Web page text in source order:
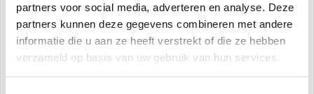
partners voor social media, adverteren en analyse. Deze
partners kunnen deze gegevens combineren met andere
informatie die u aan ze heeft verstrekt of die ze hebben
verzameld op basis van uw gebruik van hun services.
Kosta Boda
Uniek kristalobject 'Bean'
naar ontwerp van Bertil
Kosta Boda - Bertil Vallien
Vessel Edition 2
Jubileum uitgave t.g.v. 60 jaar